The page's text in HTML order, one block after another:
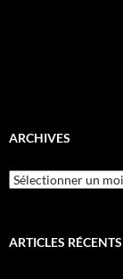
ARCHIVES
Archives
ARTICLES RÉCENTS